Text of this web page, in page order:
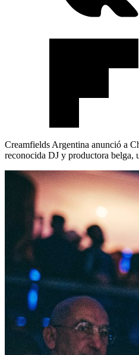
Creamfields Argentina anunció a
reconocida DJ y productora belga,